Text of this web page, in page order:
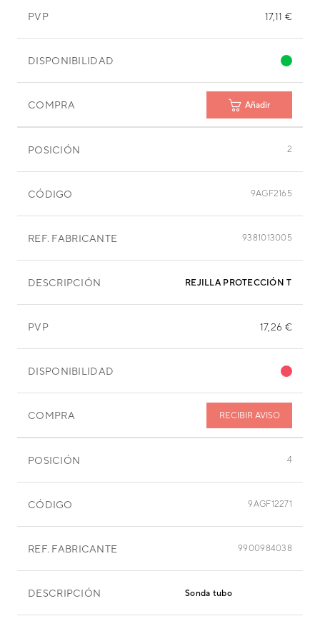
PVP 17,11 €
DISPONIBILIDAD
COMPRA Añadir
POSICIÓN 2
CÓDIGO 9AGF2165
REF. FABRICANTE 9381013005
DESCRIPCIÓN REJILLA PROTECCIÓN
PVP 17,26 €
DISPONIBILIDAD
COMPRA RECIBIR AVISO
POSICIÓN 4
CÓDIGO 9AGF12271
REF. FABRICANTE 9900984038
DESCRIPCIÓN Sonda tubo